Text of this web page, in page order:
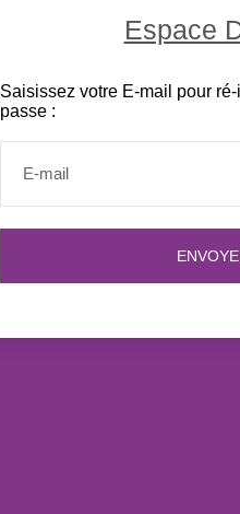
Espace
Saisissez votre E-mail pour
passe :